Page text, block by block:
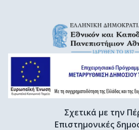
Σχετικά με την
Επιστημονικές